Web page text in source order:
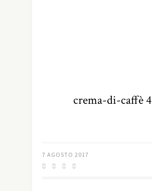
crema-di-caffè 4
7 AGOSTO 2017